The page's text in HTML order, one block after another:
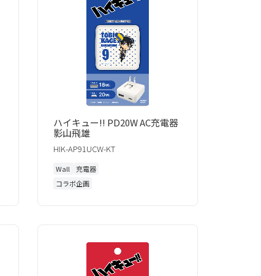
ハイキュー!! PD20W AC充電器
影山飛雄
HIK-AP91UCW-KT
Wall
充電器
コラボ企画